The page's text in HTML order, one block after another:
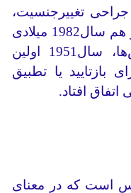
جراحی تغییرجنسیت،
مردی تبدیل به زن شد. در مصر هم سال1982 میلادی
این اتفاق افتاد. درباره ترنس‌ها، سال1951 اولین
بازتایید یا تطبیق
افتاد.
است که در معنای